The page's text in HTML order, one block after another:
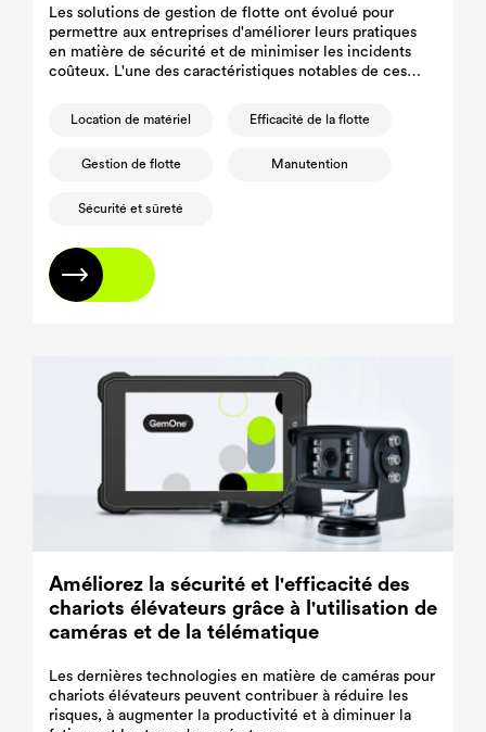
Les solutions de gestion de flotte ont évolué pour
permettre aux entreprises d'améliorer leurs pratiques
en matière de sécurité et de minimiser les incidents
coûteux. L'une des caractéristiques notables de ces
création de rapports d'impact.
Location de matériel Efficacité de la flotte
Gestion de flotte Manutention
Sécurité et sûreté
En savoir plus
Améliorez la sécurité et l'efficacité des
chariots élévateurs grâce à l'utilisation de
caméras et de la télématique
Les dernières technologies en matière de caméras pour
chariots élévateurs peuvent contribuer à réduire les
risques, à augmenter la productivité et à diminuer la